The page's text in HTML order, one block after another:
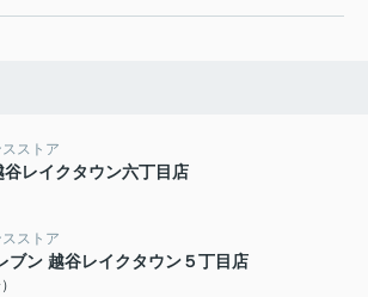
ストア
谷レイクタウン六丁目店
ストア
ブン 越谷レイクタウン５丁目店